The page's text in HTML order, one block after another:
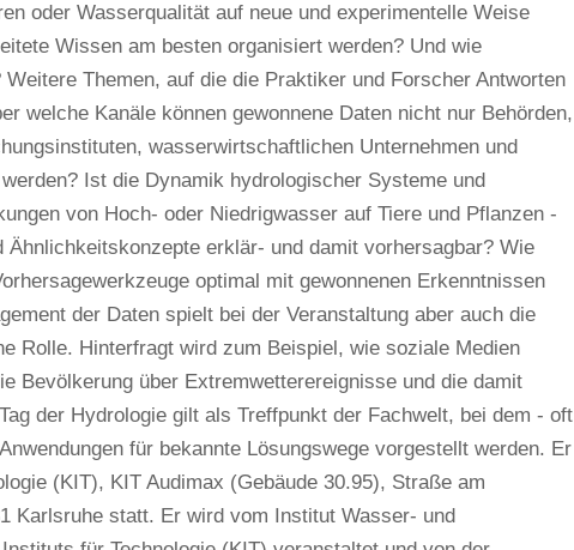
oder Wasserqualität auf neue und experimentelle Weise
Wissen am besten organisiert werden? Und wie
Themen, auf die die Praktiker und Forscher Antworten
welche Kanäle können gewonnene Daten nicht nur Behörden,
wasserwirtschaftlichen Unternehmen und
Ist die Dynamik hydrologischer Systeme und
von Hoch- oder Niedrigwasser auf Tiere und Pflanzen -
erklär- und damit vorhersagbar? Wie
optimal mit gewonnenen Erkenntnissen
der Daten spielt bei der Veranstaltung aber auch die
Rolle. Hinterfragt wird zum Beispiel, wie soziale Medien
Bevölkerung über Extremwetterereignisse und die damit
der Hydrologie gilt als Treffpunkt der Fachwelt, bei dem - oft
für bekannte Lösungswege vorgestellt werden. Er
(KIT), KIT Audimax (Gebäude 30.95), Straße am
Karlsruhe statt. Er wird vom Institut Wasser- und